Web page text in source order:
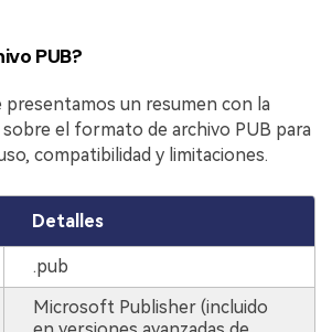
PUB?
un resumen con la
el formato de archivo PUB para
compatibilidad y limitaciones.
Detalles
.pub
Microsoft Publisher (incluido